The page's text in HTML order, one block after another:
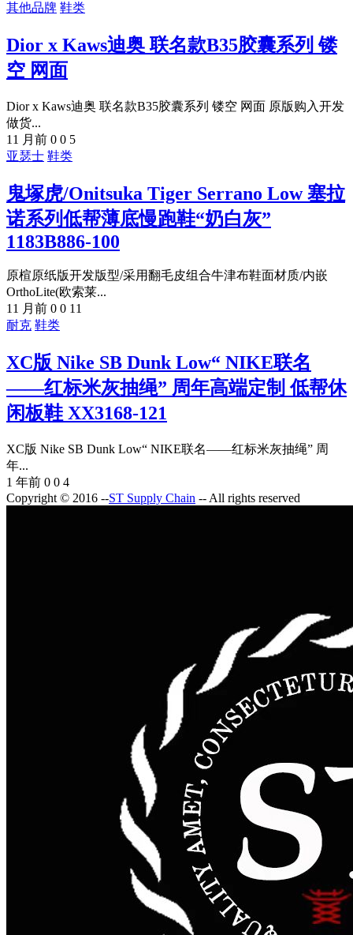
其他品牌 鞋类
Dior x Kaws迪奥 联名款B35胶囊系列 镂
空 网面
Dior x Kaws迪奥 联名款B35胶囊系列 镂空 网面 原版购入开发
做货...
11 月前 0 0 5
亚瑟士 鞋类
鬼塚虎/Onitsuka Tiger Serrano Low 塞拉
诺系列低帮薄底慢跑鞋“奶白灰”
1183B886-100
原楦原纸版开发版型/采用翻毛皮组合牛津布鞋面材质/内嵌
OrthoLite(欧索莱...
11 月前 0 0 11
耐克 鞋类
XC版 Nike SB Dunk Low“ NIKE联名
——红标米灰抽绳” 周年高端定制 低帮休
闲板鞋 XX3168-121
XC版 Nike SB Dunk Low“ NIKE联名——红标米灰抽绳” 周
年...
1 年前 0 0 4
Copyright © 2016 --ST Supply Chain -- All rights reserved